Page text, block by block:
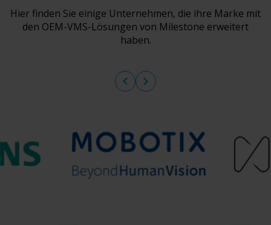
Hier finden Sie einige Unternehmen, die ihre Marke mit
den OEM-VMS-Lösungen von Milestone erweitert
haben.